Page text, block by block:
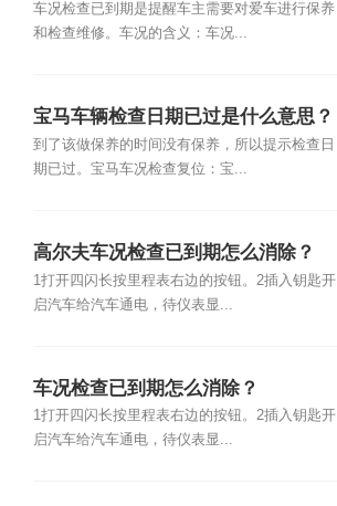
车况检查已到期是提醒车主需要对爱车进行保养
和检查维修。车况的含义：车况...
宝马车辆检查日期已过是什么意思？
到了该做保养的时间没有保养，所以提示检查日
期已过。宝马车况检查复位：宝...
高尔夫车况检查已到期怎么消除？
1打开四闪长按里程表右边的按钮。2插入钥匙开
启汽车给汽车通电，待仪表显...
车况检查已到期怎么消除？
1打开四闪长按里程表右边的按钮。2插入钥匙开
启汽车给汽车通电，待仪表显...